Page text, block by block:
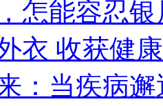
怎能容忍
衣 收获健
：当疾病